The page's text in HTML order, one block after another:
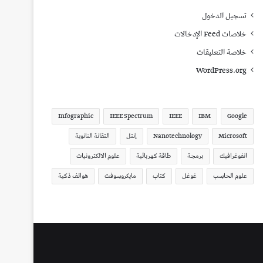
تسجيل الدخول
خلاصات Feed الإدخالات
خلاصة التعليقات
WordPress.org
Google
IBM
IEEE
IEEE Spectrum
Infographic
Microsoft
Nanotechnology إنتل
التقانة النانوية
انفوغرافيك
برمجة طاقة كهربائية
علوم الالكترونيات
علوم الحاسب
غوغل كتاب مايكروسوفت هواتف ذكية